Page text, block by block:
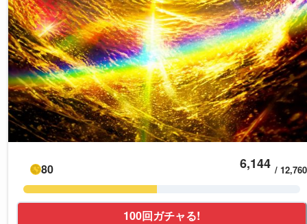
80 6,144 / 12,760
100回ガチャる!